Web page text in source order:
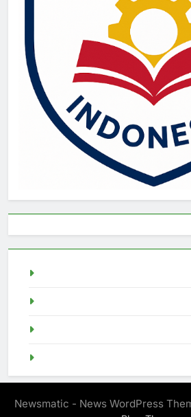
Newsmatic - News WordPress